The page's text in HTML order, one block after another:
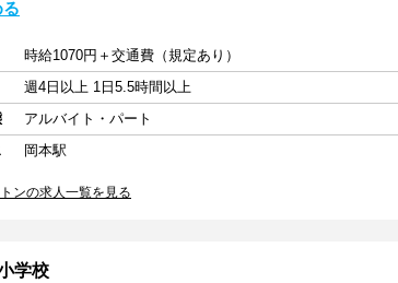
時給1070円＋交通費（規定あり）
週4日以上 1日5.5時間以上
アルバイト・パート
岡本駅
ンの求人一覧を見る
学校